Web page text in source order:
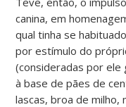
canina, em
qual tinha se
por estímulo do
(consideradas por ele
à base de pães de
lascas, broa de milho,